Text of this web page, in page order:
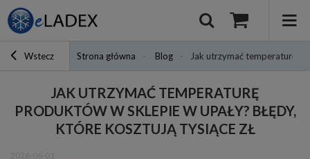
Wstecz Strona główna Blog Jak utrzymać temperaturę
JAK UTRZYMAĆ TEMPERATURĘ
PRODUKTÓW W SKLEPIE W UPAŁY? BŁĘDY,
KTÓRE KOSZTUJĄ TYSIĄCE ZŁ